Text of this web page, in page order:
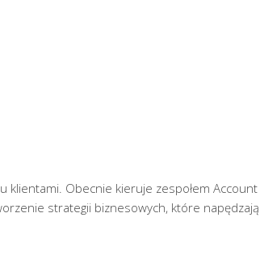
klientami. Obecnie kieruje zespołem Account
strategii biznesowych, które napędzają